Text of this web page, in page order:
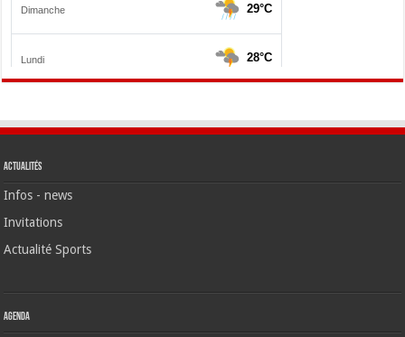
Actualités
Infos - news
Invitations
Actualité Sports
Agenda